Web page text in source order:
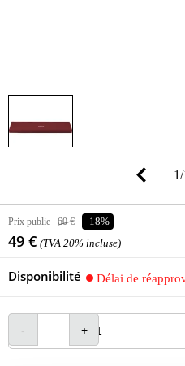
1/
Prix public 60 € -18%
49 € (TVA 20% incluse)
Disponibilité Délai de